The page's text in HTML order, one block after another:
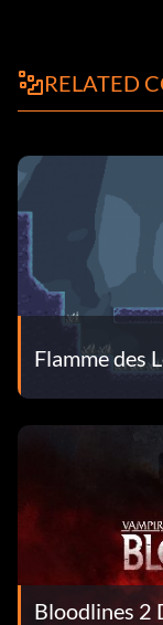
RELATED
Flamme des
Bloodlines 2